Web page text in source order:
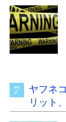
ヤフネ
リット